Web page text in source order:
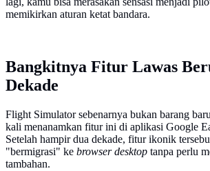
memikirkan aturan ketat bandara.
Bangkitnya Fitur Lawas
Dekade
Flight Simulator sebenarnya bukan barang
kali menanamkan fitur ini di aplikasi Google
Setelah hampir dua dekade, fitur ikonik
"bermigrasi" ke browser desktop tanpa perlu
tambahan.